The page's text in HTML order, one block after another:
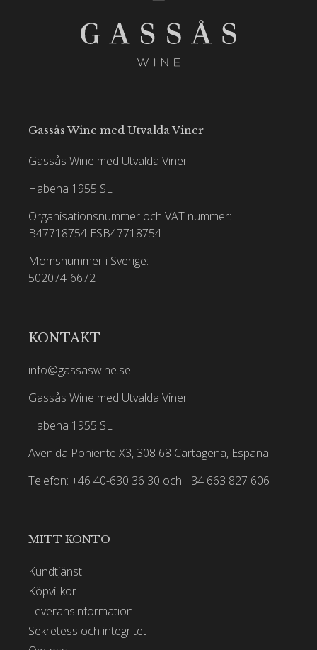
Gassås Wine med Utvalda Viner
Gassås Wine med Utvalda Viner
Habena 1955 SL
Organisationsnummer och VAT nummer:
B47718754 ESB47718754
Momsnummer i Sverige:
502074-6672
KONTAKT
info@gassaswine.se
Gassås Wine med Utvalda Viner
Habena 1955 SL
Avenida Poniente X3, 308 68 Cartagena, Espana
Telefon: +46 40-630 36 30 och +34 663 827 606
MITT KONTO
Kundtjänst
Köpvillkor
Leveransinformation
Sekretess och integritet